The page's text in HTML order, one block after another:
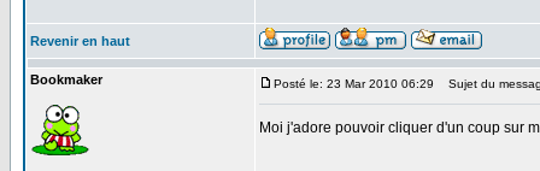
Revenir en haut
Bookmaker Posté le: 23 Mar 2010 06:29 Sujet du
Moi j'adore pouvoir cliquer d'un coup sur